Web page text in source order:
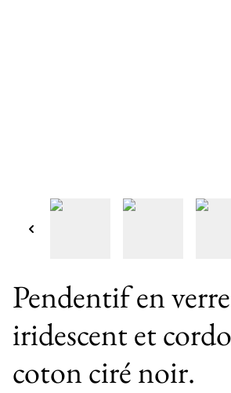
Pendentif en
iridescent et
coton ciré noir.